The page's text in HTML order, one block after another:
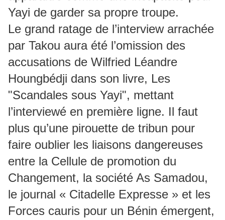
Yayi de garder sa propre troupe.
Le grand ratage de l’interview arrachée
par Takou aura été l’omission des
accusations de Wilfried Léandre
Houngbédji dans son livre, Les
"Scandales sous Yayi", mettant
l’interviewé en première ligne. Il faut
plus qu’une pirouette de tribun pour
faire oublier les liaisons dangereuses
entre la Cellule de promotion du
Changement, la société As Samadou,
le journal « Citadelle Expresse » et les
Forces cauris pour un Bénin émergent,